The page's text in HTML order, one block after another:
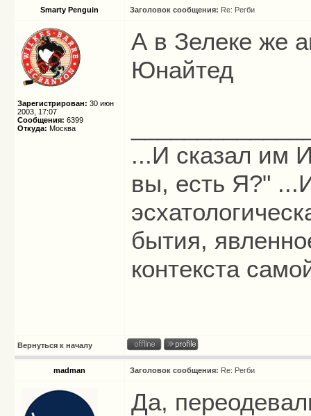
Smarty Penguin Заголовок сообщения: Re: Регби
Зарегистрирован: 30 июн
2003, 17:07
Сообщения: 6399
Откуда: Москва
А в Зелеке же
Юнайтед
...И сказал им
вы, есть Я?"
бытия,
контекста
Вернуться к началу
madman Заголовок сообщения: Re: Регби
Да,